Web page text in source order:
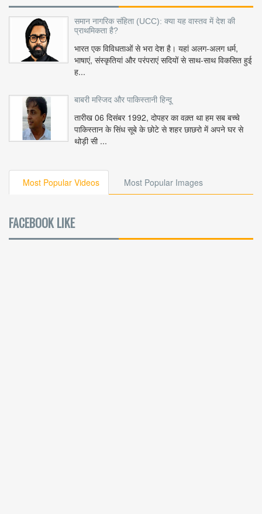
समान नागरिक संहिता (UCC): क्या यह वास्तव में देश की
प्राथमिकता है?
भारत एक विविधताओं से भरा देश है। यहां अलग-अलग धर्म,
भाषाएं, संस्कृतियां और परंपराएं सदियों से साथ-साथ विकसित हुई
ह...
बाबरी मस्जिद और पाकिस्तानी हिन्दू
तारीख 06 दिसंबर 1992, दोपहर का वक़्त था हम सब बच्चे
पाकिस्तान के सिंध सूबे के छोटे से शहर छाछरो में अपने घर से
थोड़ी सी ...
Most Popular Videos Most Popular Images
FACEBOOK LIKE